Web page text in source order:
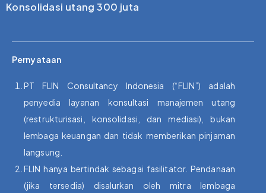
Konsolidasi utang 300 juta
Pernyataan
PT FLIN Consultancy Indonesia (“FLIN”) adalah
penyedia layanan konsultasi manajemen utang
(restrukturisasi, konsolidasi, dan mediasi), bukan
lembaga keuangan dan tidak memberikan pinjaman
langsung.
FLIN hanya bertindak sebagai fasilitator. Pendanaan
(jika tersedia) disalurkan oleh mitra lembaga